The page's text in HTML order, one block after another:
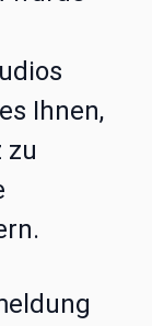
Ihnen,
zu